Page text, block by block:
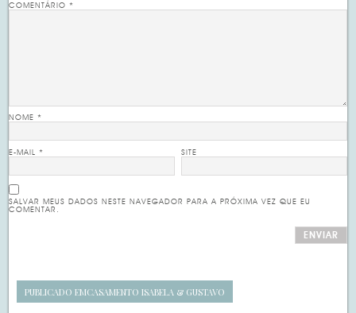
COMENTÁRIO*
NOME*
E-MAIL* SITE
SALVAR MEUS DADOS NESTE NAVEGADOR PARA A PRÓXIMA VEZ QUE EU
COMENTAR.
PUBLICADO EMCASAMENTO ISABELA & GUSTAVO